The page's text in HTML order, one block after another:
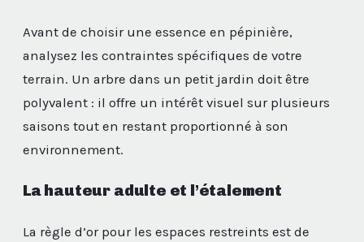
Avant de choisir une essence en pépinière,
analysez les contraintes spécifiques de votre
terrain. Un arbre dans un petit jardin doit être
polyvalent : il offre un intérêt visuel sur plusieurs
saisons tout en restant proportionné à son
environnement.
La hauteur adulte et l’étalement
La règle d’or pour les espaces restreints est de